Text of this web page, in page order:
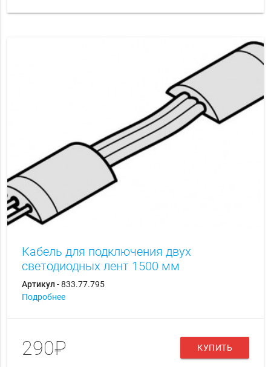
Кабель для подключения двух
светодиодных лент 1500 мм
Артикул- 833.77.795
Подробнее
290₽ КУПИТЬ